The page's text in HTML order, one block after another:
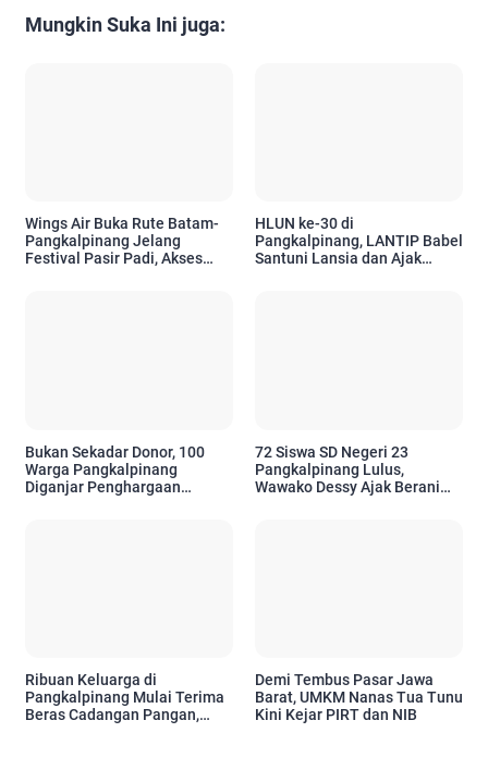
Mungkin Suka Ini juga:
Wings Air Buka Rute Batam-
Pangkalpinang Jelang
Festival Pasir Padi, Akses
HLUN ke-30 di
Pangkalpinang, LANTIP Babel
Santuni Lansia dan Ajak
Bukan Sekadar Donor, 100
Warga Pangkalpinang
Diganjar Penghargaan
72 Siswa SD Negeri 23
Pangkalpinang Lulus,
Wawako Dessy Ajak Berani
Ribuan Keluarga di
Pangkalpinang Mulai Terima
Beras Cadangan Pangan,
Demi Tembus Pasar Jawa
Barat, UMKM Nanas Tua Tunu
Kini Kejar PIRT dan NIB